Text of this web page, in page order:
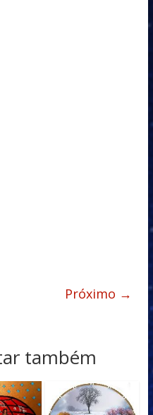
Próximo →
também